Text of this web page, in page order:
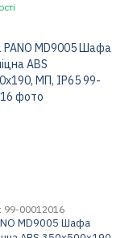
99-00012016
MD9005 Шафа